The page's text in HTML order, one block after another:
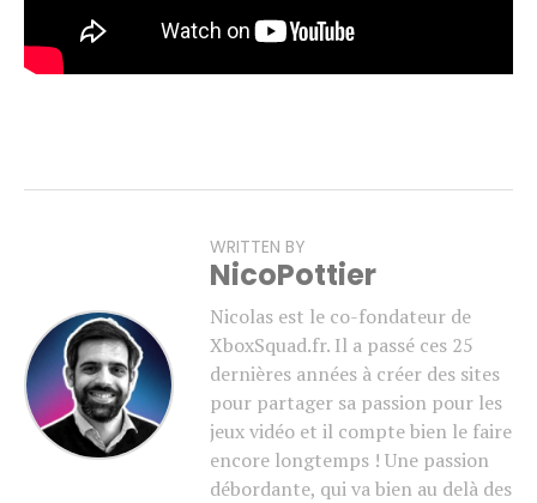
WRITTEN BY
NicoPottier
Nicolas est le co-fondateur de
XboxSquad.fr. Il a passé ces 25
dernières années à créer des sites
pour partager sa passion pour les
jeux vidéo et il compte bien le faire
encore longtemps ! Une passion
débordante, qui va bien au delà des